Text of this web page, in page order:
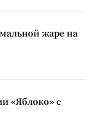
жаре на
«Яблоко» с